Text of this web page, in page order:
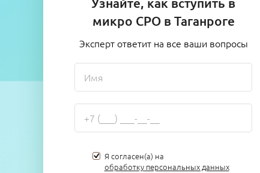
микро СРО в Таганроге
Эксперт ответит на все ваши вопросы
Я согласен(а) на
обработку персональных данных